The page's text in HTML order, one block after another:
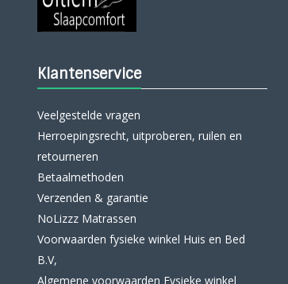
Klantenservice
Veelgestelde vragen
Herroepingsrecht, uitproberen, ruilen en
retourneren
Betaalmethoden
Verzenden & garantie
NoLizzz Matrassen
Voorwaarden fysieke winkel Huis en Bed
B.V,
Algemene voorwaarden Fysieke winkel